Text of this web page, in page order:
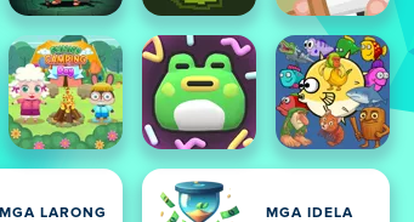
MGA LARONG
MGA IDELA